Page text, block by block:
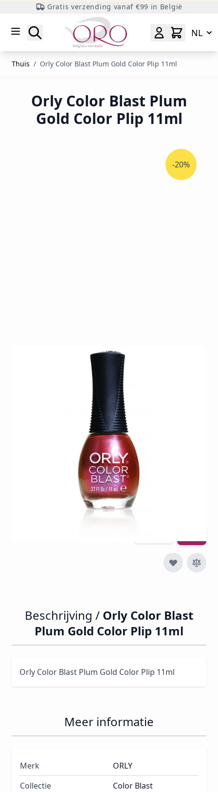
Gratis verzending vanaf €99 in België
Zoeken
NL
Thuis / Orly Color Blast Plum Gold Color Plip 11ml
Orly Color Blast Plum
Gold Color Plip 11ml
-20%
Orly Color Blast Plum Gold Color Plip 11ml
O-CB-PBCF
€ 6,29
€ 4,16
€ 5,03
Beschrijving / Orly Color Blast
Plum Gold Color Plip 11ml
Orly Color Blast Plum Gold Color Plip 11ml
Meer informatie
Merk
ORLY
Collectie
Color Blast